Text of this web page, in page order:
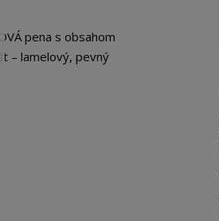
pena s obsahom
– lamelový, pevný